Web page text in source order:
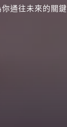
通往未來的關鍵